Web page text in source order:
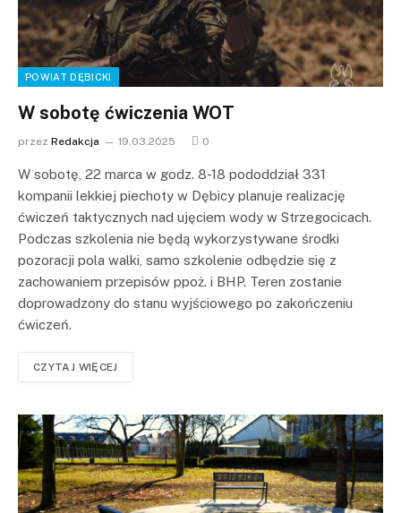
POWIAT DĘBICKI
W sobotę ćwiczenia WOT
przez Redakcja 19.03.2025 0
W sobotę, 22 marca w godz. 8-18 pododdział 331
kompanii lekkiej piechoty w Dębicy planuje realizację
ćwiczeń taktycznych nad ujęciem wody w Strzegocicach.
Podczas szkolenia nie będą wykorzystywane środki
pozoracji pola walki, samo szkolenie odbędzie się z
zachowaniem przepisów ppoż. i BHP. Teren zostanie
doprowadzony do stanu wyjściowego po zakończeniu
ćwiczeń.
CZYTAJ WIĘCEJ